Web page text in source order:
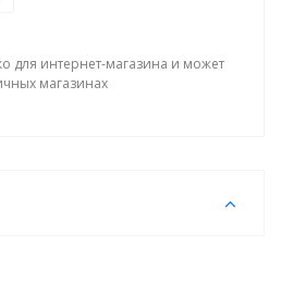
для интернет-магазина и может
магазинах